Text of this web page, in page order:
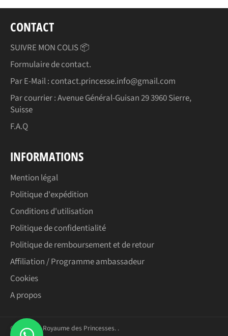
CONTACT
SUIVRE MON COLIS 📦
Formulaire de contact.
Par E-Mail : contact.princesse.info@gmail.com
Par courrier : Avenue Général-Guisan 29 3960 Sierre,
Suisse
F.A.Q
INFORMATIONS
Mention légal
Politique d'expédition
Conditions d'utilisation
Politique de confidentialité
Politique de remboursement et de retour
Affiliation / Programme ambassadeur
Cookies
A propos
© 2026, Le Royaume des Princesses. .